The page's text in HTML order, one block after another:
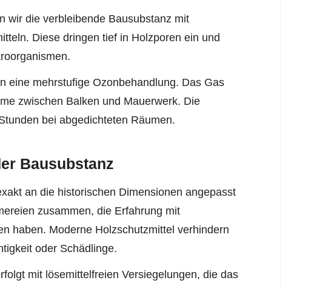
wir die verbleibende Bausubstanz mit
Diese dringen tief in Holzporen ein und
eine mehrstufige Ozonbehandlung. Das Gas
zwischen Balken und Mauerwerk. Die
bei abgedichteten Räumen.
Bausubstanz
an die historischen Dimensionen angepasst
zusammen, die Erfahrung mit
haben. Moderne Holzschutzmittel verhindern
oder Schädlinge.
mit lösemittelfreien Versiegelungen, die das